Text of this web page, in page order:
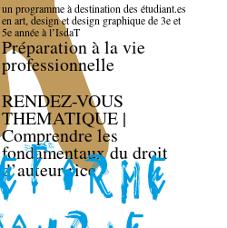
un programme à destination des étudiant.es
en art, design et design graphique de 3e et
5e année à l’IsdaT
Préparation à la vie
professionnelle
RENDEZ-VOUS
THEMATIQUE |
Comprendre les
fondamentaux du droit
d’auteur·rice